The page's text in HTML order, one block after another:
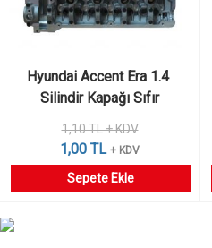
Hyundai Accent Era 1.4
Silindir Kapağı Sıfır
1,10 TL + KDV
1,00 TL + KDV
Sepete Ekle